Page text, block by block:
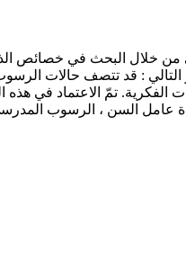
من خلال البحث في خصائص
: قد تتصف حالات
عامل السن ، الرسوب